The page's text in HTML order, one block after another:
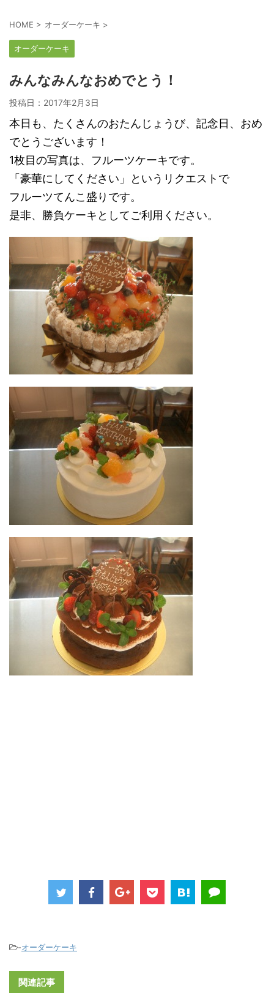
HOME > オーダーケーキ >
オーダーケーキ
みんなみんなおめでとう！
投稿日： 2017年2月3日
本日も、たくさんのおたんじょうび、記念日、おめ
でとうございます！
1枚目の写真は、フルーツケーキです。
「豪華にしてください」というリクエストで
フルーツてんこ盛りです。
是非、勝負ケーキとしてご利用ください。
-オーダーケーキ
関連記事